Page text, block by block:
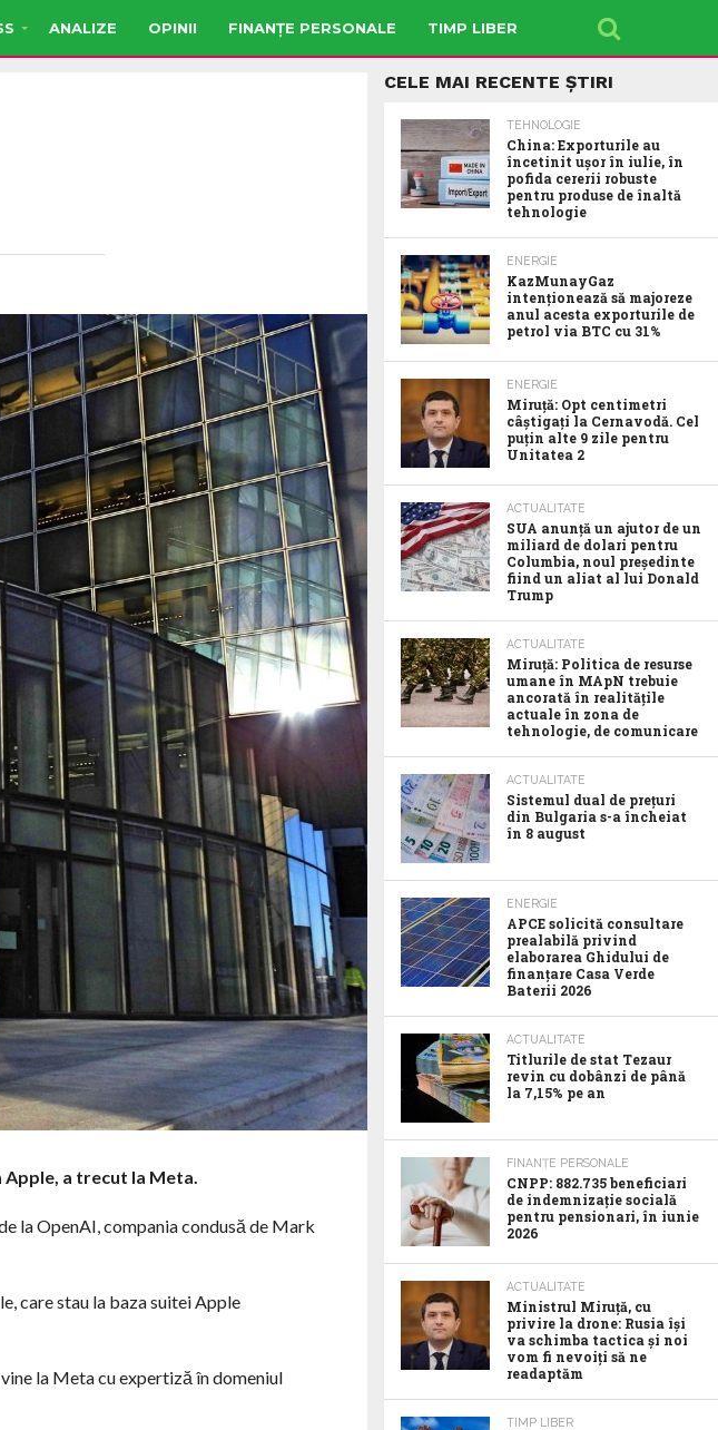
ANALIZE OPINII FINANȚE PERSONALE TIMP LIBER
a trecut la Meta.
la OpenAI, compania condusă de Mark
care stau la baza suitei Apple
la Meta cu expertiză în domeniul
CELE MAI RECENTE ȘTIRI
TEHNOLOGIE
China: Exporturile au
încetinit ușor în iulie, în
pofida cererii robuste
pentru produse de înaltă
tehnologie
ENERGIE
KazMunayGaz
intenționează să majoreze
anul acesta exporturile de
petrol via BTC cu 31%
ENERGIE
Miruță: Opt centimetri
câștigați la Cernavodă. Cel
puțin alte 9 zile pentru
Unitatea 2
ACTUALITATE
SUA anunţă un ajutor de un
miliard de dolari pentru
Columbia, noul preşedinte
fiind un aliat al lui Donald
Trump
ACTUALITATE
Miruță: Politica de resurse
umane în MApN trebuie
ancorată în realitățile
actuale în zona de
tehnologie, de comunicare
ACTUALITATE
Sistemul dual de prețuri
din Bulgaria s-a încheiat
în 8 august
ENERGIE
APCE solicită consultare
prealabilă privind
elaborarea Ghidului de
finanțare Casa Verde
Baterii 2026
ACTUALITATE
Titlurile de stat Tezaur
revin cu dobânzi de până
la 7,15% pe an
FINANȚE PERSONALE
CNPP: 882.735 beneficiari
de indemnizație socială
pentru pensionari, în iunie
2026
ACTUALITATE
Ministrul Miruță, cu
privire la drone: Rusia își
va schimba tactica și noi
vom fi nevoiți să ne
readaptăm
TIMP LIBER